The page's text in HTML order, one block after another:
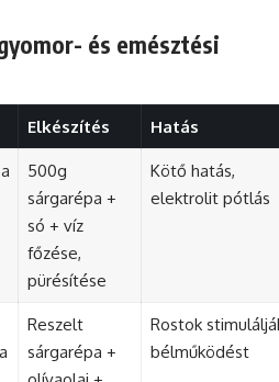
és emésztési
Elkészítés Hatás
500g
sárgarépa +
só + víz
főzése,
pürésítése
Kötő hatás,
elektrolit pótlás
Reszelt
sárgarépa +
Rostok
bélműködést